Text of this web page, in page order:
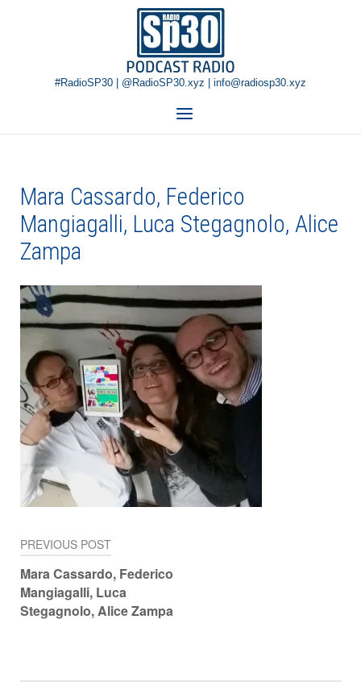
Home
#RadioSP30 | @RadioSP30.xyz | info@radiosp30.xyz
Menu
Mara Cassardo, Federico
Mangiagalli, Luca Stegagnolo, Alice
Zampa
Navigazione
articoli
PREVIOUS POST
Mara Cassardo, Federico
Mangiagalli, Luca
Stegagnolo, Alice Zampa